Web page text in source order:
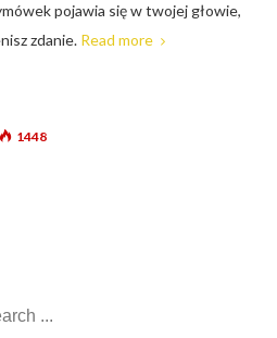
pojawia się w twojej głowie,
zdanie. Read more
1448